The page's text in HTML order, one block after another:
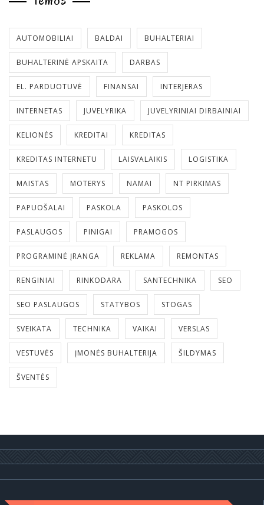
AUTOMOBILIAI BALDAI BUHALTERIAI
BUHALTERINĖ APSKAITA DARBAS
EL. PARDUOTUVĖ FINANSAI INTERJERAS
INTERNETAS JUVELYRIKA JUVELYRINIAI DIRBAINIAI
KELIONĖS KREDITAI KREDITAS
KREDITAS INTERNETU LAISVALAIKIS LOGISTIKA
MAISTAS MOTERYS NAMAI NT PIRKIMAS
PAPUOŠALAI PASKOLA PASKOLOS
PASLAUGOS PINIGAI PRAMOGOS
PROGRAMINĖ ĮRANGA REKLAMA REMONTAS
RENGINIAI RINKODARA SANTECHNIKA SEO
SEO PASLAUGOS STATYBOS STOGAS
SVEIKATA TECHNIKA VAIKAI VERSLAS
VESTUVĖS ĮMONĖS BUHALTERIJA ŠILDYMAS
ŠVENTĖS